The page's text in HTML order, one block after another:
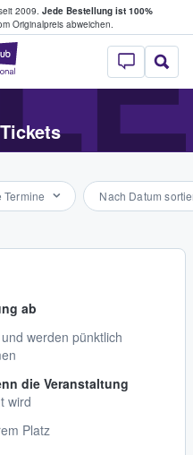
2009. Jede Bestellung ist 100%
Originalpreis abweichen.
StubHub - Wo
Termine Nach Datum
ab
und werden pünktlich
die Veranstaltung
wird
Platz